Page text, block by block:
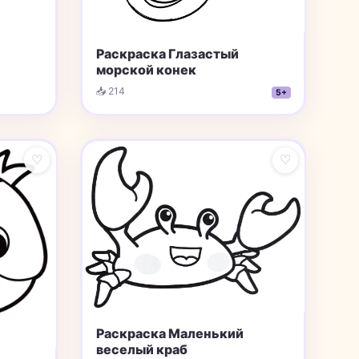
Раскраска Глазастый
морской конек
📥 214 5+
♡ ♡
Раскраска Маленький
веселый краб